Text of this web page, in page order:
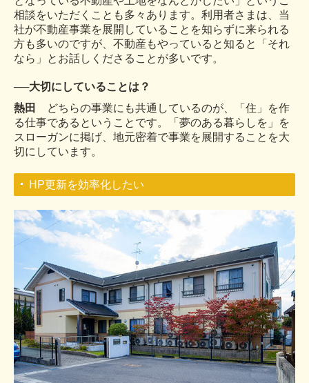
相談をいただくことも多々あります。利用者さまは、当
社が不動産事業を展開していることを知らずに来られる
方も多いのですが、不動産もやっていると知ると「それ
なら」とお話しくださることが多いです。
──大切にしていることは？
熱田
どちらの事業にも共通しているのが、「住」を作
る仕事であるということです。「夢のある暮らしを」を
スローガンに掲げ、地元密着で事業を展開することを大
切にしています。
HP更新を効率化したい